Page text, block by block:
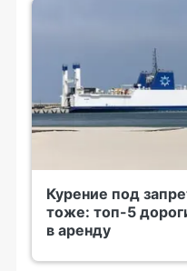
Курение под
тоже: топ-5
в аренду